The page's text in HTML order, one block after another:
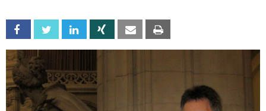
Facebook Twitter Linkedin Xing Email